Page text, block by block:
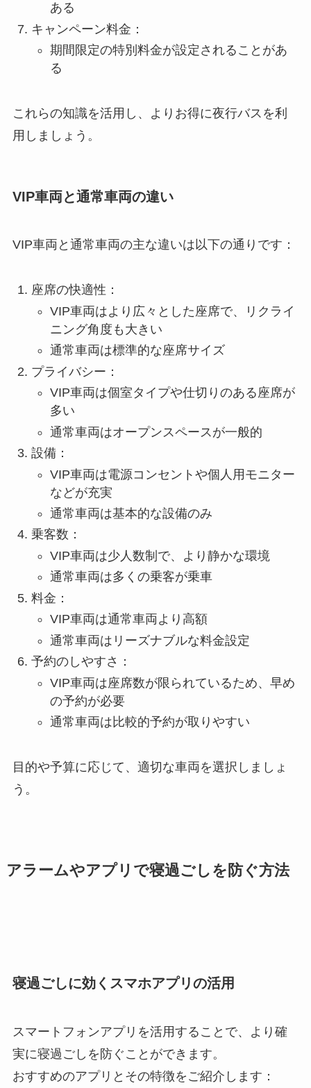
ある
キャンペーン料金：
期間限定の特別料金が設定されることがあ
る
これらの知識を活用し、よりお得に夜行バスを利
用しましょう。
VIP車両と通常車両の違い
VIP車両と通常車両の主な違いは以下の通りです：
座席の快適性：
VIP車両はより広々とした座席で、リクライ
ニング角度も大きい
通常車両は標準的な座席サイズ
プライバシー：
VIP車両は個室タイプや仕切りのある座席が
多い
通常車両はオープンスペースが一般的
設備：
VIP車両は電源コンセントや個人用モニター
などが充実
通常車両は基本的な設備のみ
乗客数：
VIP車両は少人数制で、より静かな環境
通常車両は多くの乗客が乗車
料金：
VIP車両は通常車両より高額
通常車両はリーズナブルな料金設定
予約のしやすさ：
VIP車両は座席数が限られているため、早め
の予約が必要
通常車両は比較的予約が取りやすい
目的や予算に応じて、適切な車両を選択しましょ
う。
アラームやアプリで寝過ごしを防ぐ方法
寝過ごしに効くスマホアプリの活用
スマートフォンアプリを活用することで、より確
実に寝過ごしを防ぐことができます。
おすすめのアプリとその特徴をご紹介します：